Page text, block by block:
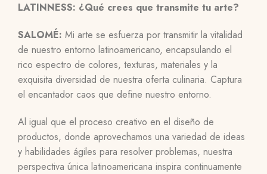
LATINNESS: ¿Qué crees que transmite tu arte?
SALOMÉ: Mi arte se esfuerza por transmitir la vitalidad
de nuestro entorno latinoamericano, encapsulando el
rico espectro de colores, texturas, materiales y la
exquisita diversidad de nuestra oferta culinaria. Captura
el encantador caos que define nuestro entorno.
Al igual que el proceso creativo en el diseño de
productos, donde aprovechamos una variedad de ideas
y habilidades ágiles para resolver problemas, nuestra
perspectiva única latinoamericana inspira continuamente